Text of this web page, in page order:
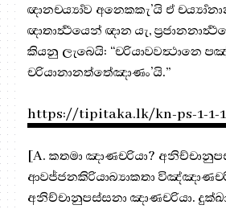
ඥානචර්‍ය්‍යාව අනෙකකැ’යි ඒ
ඥාතාර්‍ත්‍ථයෙන් ඥාන යැ,
කියනු ලැබෙයි: “චරියාවවත්‍ථානෙ
චරියානානත්තේඤාණං’යි.”
https://tipitaka.lk/kn-ps-1-1-
[A. කතමා ඤාණචරියා?
ආවජ්ජනකිරියාබ්‍යාකතා
අනිච්චානුපස්සනා ඤාණචරියා.